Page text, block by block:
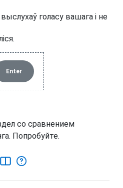
голасу вашага і не
Enter
со сравнением
Попробуйте.